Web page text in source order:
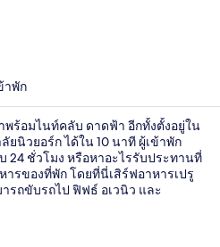
าพัก
พร้อมไนท์คลับ ดาดฟ้า อีกทั้งตั้งอยู่ใน
ยนิวยอร์ก ได้ใน 10 นาที ผู้เข้าพัก
24 ชั่วโมง หรือหาอะไรรับประทานที่
ารของที่พัก โดยที่นี่เสิร์ฟอาหารเปรู
รถขับรถไป ฟิฟธ์ อเวนิว และ
ส่งสาธารณะ: เดิน 2 นาทีถึง สถานี 2
อรี สตรีท